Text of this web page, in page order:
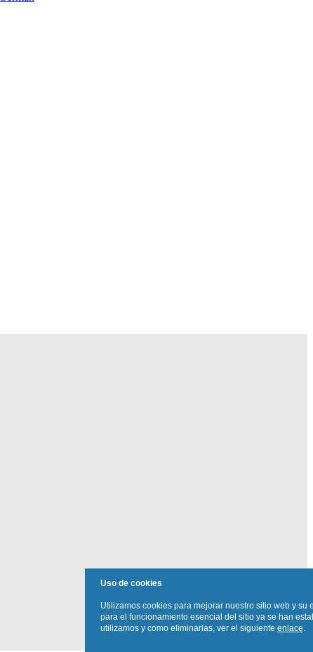
Uso de cookies
Utilizamos cookies para mejorar nuestro sitio web y
para el funcionamiento esencial del sitio ya se han
utilizamos y como eliminarlas, ver el siguiente enlace.